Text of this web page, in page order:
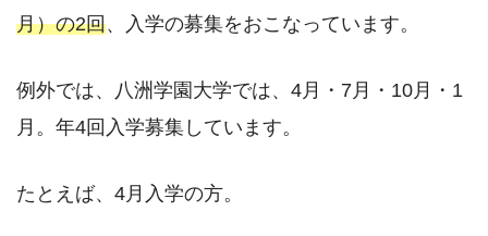
月）の2回、入学の募集をおこなっています。
例外では、八洲学園大学では、4月・7月・10月・1
月。年4回入学募集しています。
たとえば、4月入学の方。